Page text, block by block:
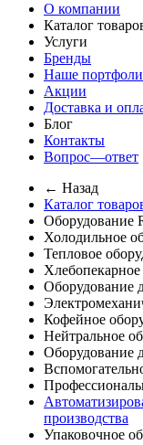
О компании
Каталог
Услуги
Бренды
Наше
Акции
Доставка и
Блог
Контакты
Вопрос—ответ
← Назад
Каталог
Оборудование
Холодильное
Тепловое
Хлебопекарное
Оборудование
Кофейное
Нейтральное
Оборудование
производства
Упаковочное